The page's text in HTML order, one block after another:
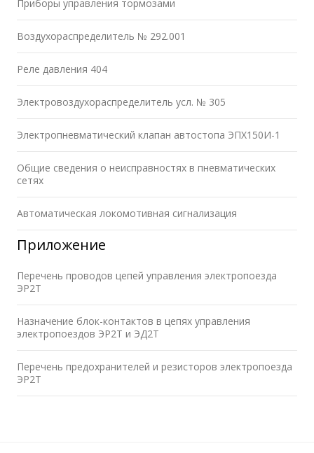
Приборы управления тормозами
Воздухораспределитель № 292.001
Реле давления 404
Электровоздухораспределитель усл. № 305
Электропневматический клапан автостопа ЭПХ150И-1
Общие сведения о неисправностях в пневматических
сетях
Автоматическая локомотивная сигнализация
Приложение
Перечень проводов цепей управления электропоезда
ЭР2Т
Назначение блок-контактов в цепях управления
электропоездов ЭР2Т и ЭД2Т
Перечень предохранителей и резисторов электропоезда
ЭР2Т